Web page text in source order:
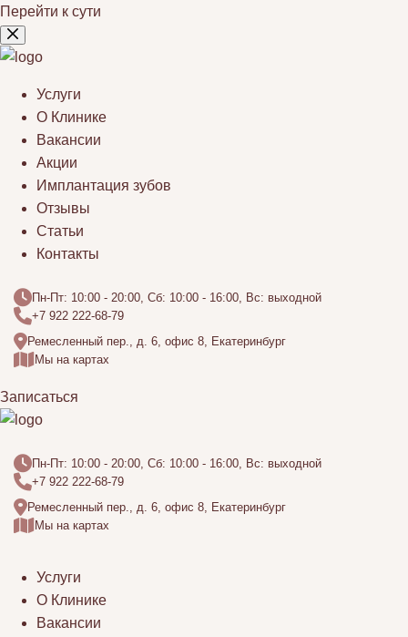
Перейти к сути
Услуги
О Клинике
Вакансии
Акции
Имплантация зубов
Отзывы
Статьи
Контакты
Пн-Пт: 10:00 - 20:00, Сб: 10:00 - 16:00, Вс: выходной
+7 922 222-68-79
Ремесленный пер., д. 6, офис 8, Екатеринбург
Мы на картах
Записаться
Пн-Пт: 10:00 - 20:00, Сб: 10:00 - 16:00, Вс: выходной
+7 922 222-68-79
Ремесленный пер., д. 6, офис 8, Екатеринбург
Мы на картах
Услуги
О Клинике
Вакансии